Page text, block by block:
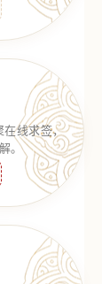
在线求签，
。